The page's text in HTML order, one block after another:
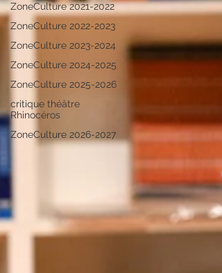
ZoneCulture 2021-2022
ZoneCulture 2022-2023
ZoneCulture 2023-2024
ZoneCulture 2024-2025
ZoneCulture 2025-2026
critique théâtre
Rhinocéros
ZoneCulture 2026-2027